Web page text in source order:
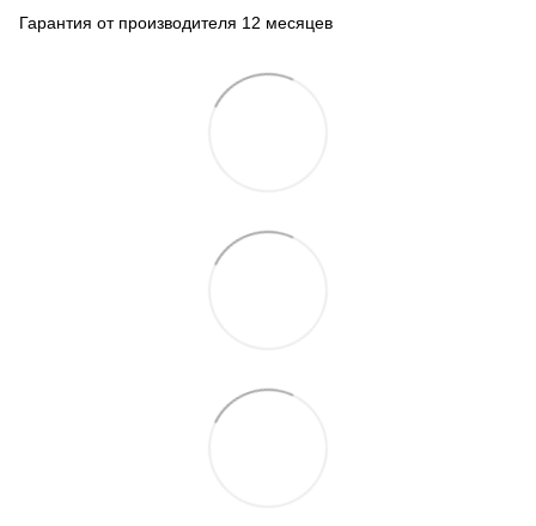
Гарантия от производителя 12 месяцев